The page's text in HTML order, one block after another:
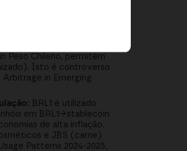
de Trace Finance,
para 0.1-0.3%. Fonte:
Peso Chileno, permitem
Isto é controverso
in Emerging
BRL1 é utilizado
em BRL1→stablecoin
de alta inflação.
e JBS (carne)
Patterns 2024-2025,